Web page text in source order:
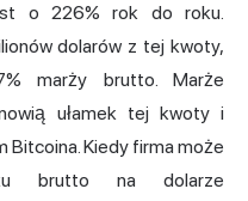
o 226% rok do roku.
dolarów z tej kwoty,
marży brutto. Marże
ułamek tej kwoty i
Bitcoina. Kiedy firma może
brutto na dolarze